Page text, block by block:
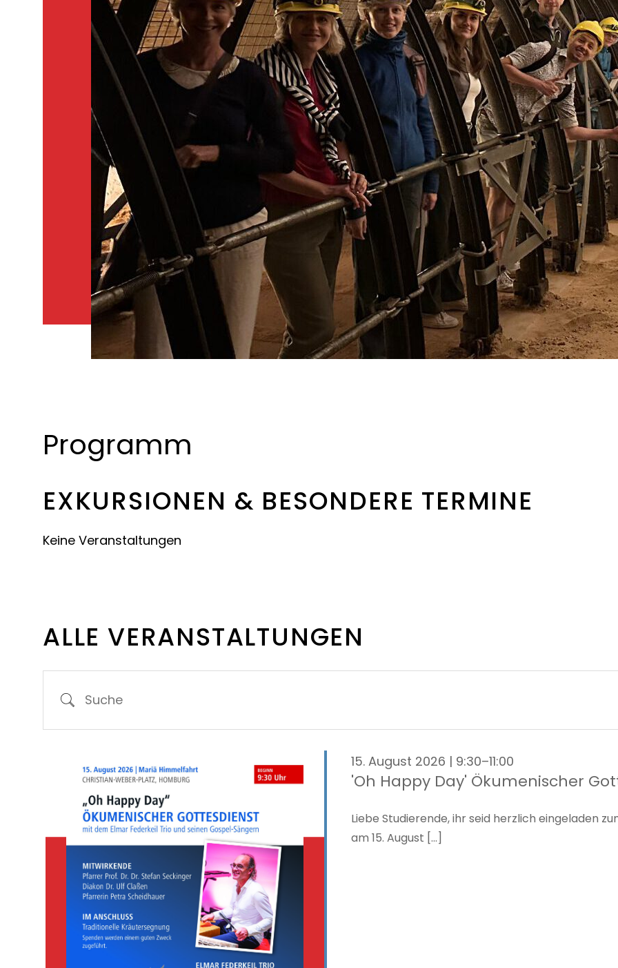
Programm
EXKURSIONEN & BESONDERE TERMINE
Keine Veranstaltungen
ALLE VERANSTALTUNGEN
Suche
15. August 2026 | 9:30–11:00
'Oh Happy Day' Ökumenischer
Liebe Studierende, ihr seid herzlich eingeladen
am 15. August [...]